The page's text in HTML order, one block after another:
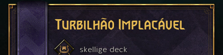
Turbilhão Implacável
skellige deck